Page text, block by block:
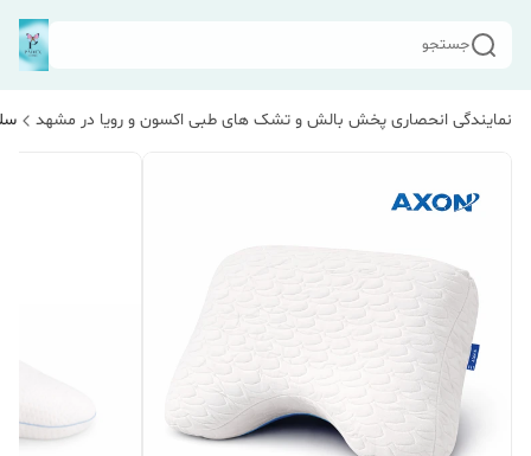
جستجو
نمایندگی انحصاری پخش بالش و تشک های طبی اکسون و رویا در مشهد